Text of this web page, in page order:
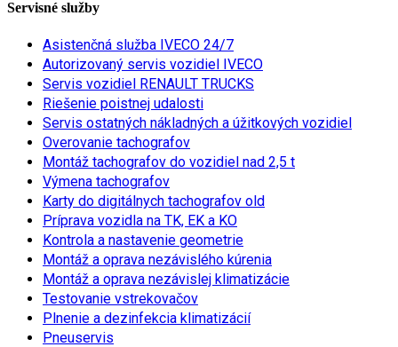
Servisné služby
Asistenčná služba IVECO 24/7
Autorizovaný servis vozidiel IVECO
Servis vozidiel RENAULT TRUCKS
Riešenie poistnej udalosti
Servis ostatných nákladných a úžitkových vozidiel
Overovanie tachografov
Montáž tachografov do vozidiel nad 2,5 t
Výmena tachografov
Karty do digitálnych tachografov old
Príprava vozidla na TK, EK a KO
Kontrola a nastavenie geometrie
Montáž a oprava nezávislého kúrenia
Montáž a oprava nezávislej klimatizácie
Testovanie vstrekovačov
Plnenie a dezinfekcia klimatizácií
Pneuservis